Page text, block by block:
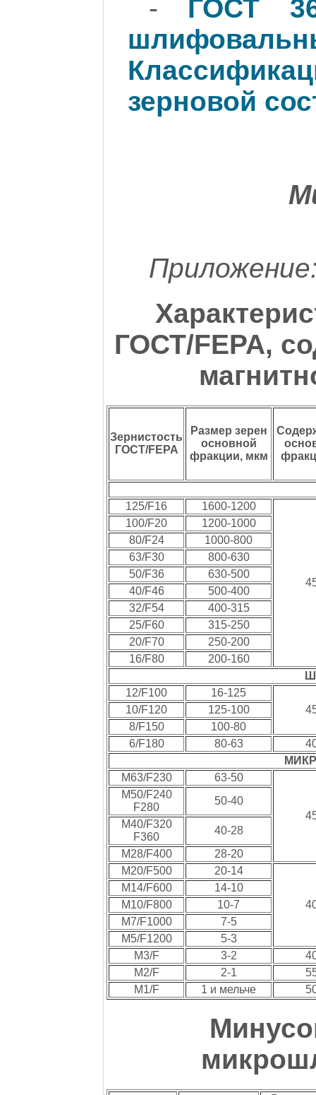
- ГОСТ
зерновой
ГОСТ/FEPA,
Зернистость
ГОСТ/FEPA
Размер зерен
основной
фракции, мкм
125/F16
1600-1200
100/F20
1200-1000
80/F24
1000-800
63/F30
800-630
50/F36
630-500
40/F46
500-400
32/F54
400-315
25/F60
315-250
20/F70
250-200
16/F80
200-160
12/F100
16-125
10/F120
125-100
8/F150
100-80
6/F180
80-63
M63/F230
63-50
M50/F240
F280
50-40
M40/F320
F360
40-28
M28/F400
28-20
M20/F500
20-14
M14/F600
14-10
M10/F800
10-7
M7/F1000
7-5
M5/F1200
5-3
M3/F
3-2
M2/F
2-1
M1/F
1 и мельче